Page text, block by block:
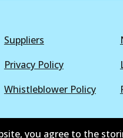
Suppliers
Privacy Policy
Whistleblower Policy
you agree to the